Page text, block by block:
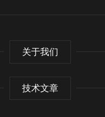
关于我们
技术文章